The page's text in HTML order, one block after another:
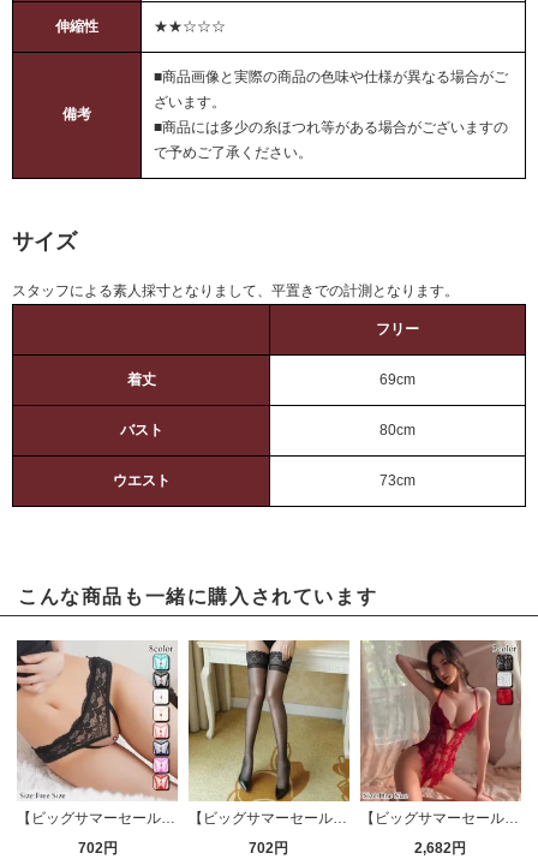
伸縮性 ★★☆☆☆
備考
■商品画像と実際の商品の色味や仕様が異なる場合がご
ざいます。
■商品には多少の糸ほつれ等がある場合がございますの
で予めご了承ください。
サイズ
スタッフによる素人採寸となりまして、平置きでの計測となります。
フリー
着丈 69cm
バスト 80cm
ウエスト 73cm
こんな商品も一緒に購入されています
【ビッグサマーセール対象品】Tバック・ショーツ(T-BACK・SHORTS) 720
702円
【ビッグサマーセール対象品】ストッキング(STOCKING) 184bk
702円
【ビッグサマーセール対象品】セクシーテディ(SEXYTEDDY) 1489
2,682円